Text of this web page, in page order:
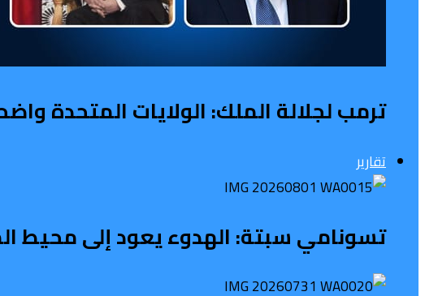
ترمب لجلالة الملك: الولايات المتحدة
تقارير
تسونامي سبتة: الهدوء يعود إلى محيط